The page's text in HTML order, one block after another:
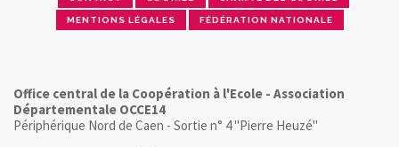
MENTIONS LÉGALES FÉDÉRATION NATIONALE
Office central de la Coopération à l'Ecole - Association
Départementale OCCE14
Périphérique Nord de Caen - Sortie n° 4 "Pierre Heuzé"